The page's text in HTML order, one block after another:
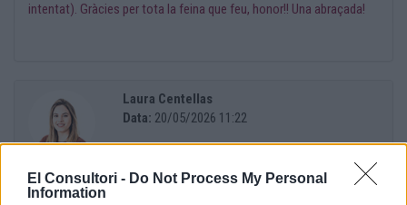
El Consultori - Do Not Process My Personal
Information
intentat). Gràcies per tota la feina que feu, honor!! Una abraçada!
Laura Centellas
Data: 20/05/2026 11:22
Hola consultor!